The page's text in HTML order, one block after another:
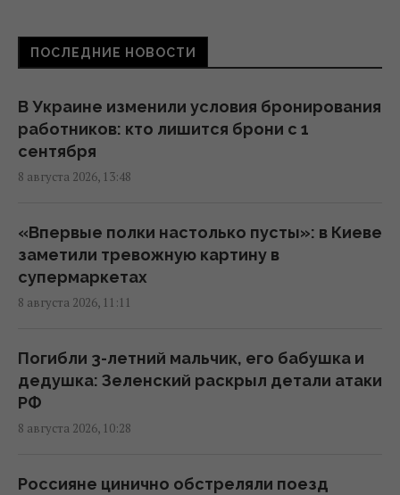
Россияне в очередной раз атаковали Киев:
возникли масштабные пожары, есть
08:09 суббота, 08 августа 2026
РФ полностью разрушила жилой дом в
Киевской области: погибли три человека,
07:36 суббота, 08 августа 2026
В июле Украина сбила 87% ударных дронов
и лишь 15% баллистических ракет, – отчет
Зеленский отреагировал на принятие
Сенатом США законопроекта о санкциях
против РФ
ПОСЛЕДНИЕ НОВОСТИ
В Украине изменили условия бронирования
работников: кто лишится брони с 1
сентября
8 августа 2026, 13:48
«Впервые полки настолько пусты»: в Киеве
заметили тревожную картину в
супермаркетах
8 августа 2026, 11:11
Погибли 3-летний мальчик, его бабушка и
дедушка: Зеленский раскрыл детали атаки
РФ
8 августа 2026, 10:28
Россияне цинично обстреляли поезд